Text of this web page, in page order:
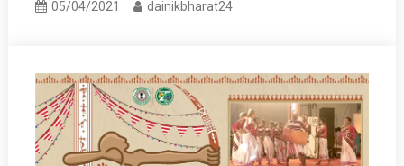
05/04/2021 dainikbharat24